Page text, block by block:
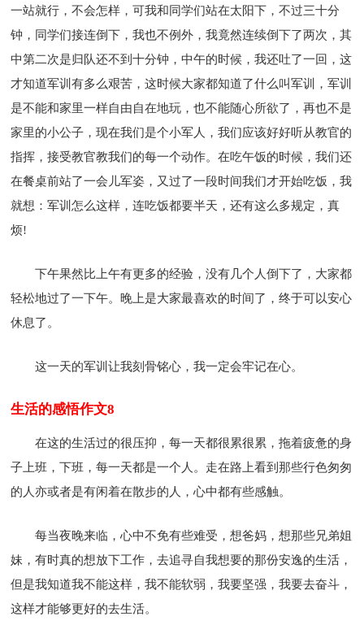
一站就行，不会怎样，可我和同学们站在太阳下，不过三十分
钟，同学们接连倒下，我也不例外，我竟然连续倒下了两次，其
中第二次是归队还不到十分钟，中午的时候，我还吐了一回，这
才知道军训有多么艰苦，这时候大家都知道了什么叫军训，军训
是不能和家里一样自由自在地玩，也不能随心所欲了，再也不是
家里的小公子，现在我们是个小军人，我们应该好好听从教官的
指挥，接受教官教我们的每一个动作。在吃午饭的时候，我们还
在餐桌前站了一会儿军姿，又过了一段时间我们才开始吃饭，我
就想：军训怎么这样，连吃饭都要半天，还有这么多规定，真
烦!
下午果然比上午有更多的经验，没有几个人倒下了，大家都
轻松地过了一下午。晚上是大家最喜欢的时间了，终于可以安心
休息了。
这一天的军训让我刻骨铭心，我一定会牢记在心。
生活的感悟作文8
在这的生活过的很压抑，每一天都很累很累，拖着疲惫的身
子上班，下班，每一天都是一个人。走在路上看到那些行色匆匆
的人亦或者是有闲着在散步的人，心中都有些感触。
每当夜晚来临，心中不免有些难受，想爸妈，想那些兄弟姐
妹，有时真的想放下工作，去追寻自我想要的那份安逸的生活，
但是我知道我不能这样，我不能软弱，我要坚强，我要去奋斗，
这样才能够更好的去生活。